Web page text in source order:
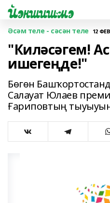
Әсәм теле - сәсән теле 12
"Киләсәгем!
ишегеңде!"
Бөгөн
Салауат Юлаев
Ғариповтың